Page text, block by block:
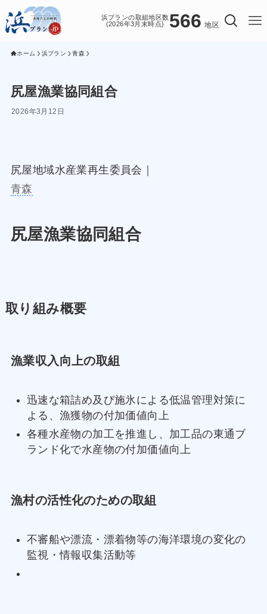
浜プランの取組地区数
(2026年3月末時点)
566 地区
ホーム 浜プラン 青森
尻屋漁業協同組合
2026年3月12日
尻屋地域水産業再生委員会｜
青森
尻屋漁業協同組合
取り組み概要
漁業収入向上の取組
迅速な箱詰め及び施氷による低温管理対策に
よる、漁獲物の付加価値向上
各種水産物の加工を推進し、加工品の東通ブ
ランド化で水産物の付加価値向上
漁村の活性化のための取組
不審船や漂流・漂着物等の海洋環境の変化の
監視・情報収集活動等